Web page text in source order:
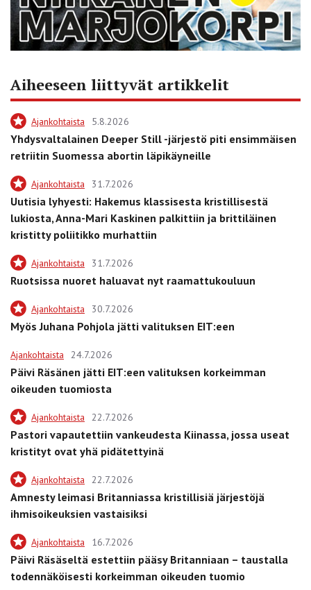
Aiheeseen liittyvät artikkelit
Ajankohtaista 5.8.2026
Yhdysvaltalainen Deeper Still -järjestö piti ensimmäisen
retriitin Suomessa abortin läpikäyneille
Ajankohtaista 31.7.2026
Uutisia lyhyesti: Hakemus klassisesta kristillisestä
lukiosta, Anna-Mari Kaskinen palkittiin ja brittiläinen
kristitty poliitikko murhattiin
Ajankohtaista 31.7.2026
Ruotsissa nuoret haluavat nyt raamattukouluun
Ajankohtaista 30.7.2026
Myös Juhana Pohjola jätti valituksen EIT:een
Ajankohtaista 24.7.2026
Päivi Räsänen jätti EIT:een valituksen korkeimman
oikeuden tuomiosta
Ajankohtaista 22.7.2026
Pastori vapautettiin vankeudesta Kiinassa, jossa useat
kristityt ovat yhä pidätettyinä
Ajankohtaista 22.7.2026
Amnesty leimasi Britanniassa kristillisiä järjestöjä
ihmisoikeuksien vastaisiksi
Ajankohtaista 16.7.2026
Päivi Räsäseltä estettiin pääsy Britanniaan – taustalla
todennäköisesti korkeimman oikeuden tuomio